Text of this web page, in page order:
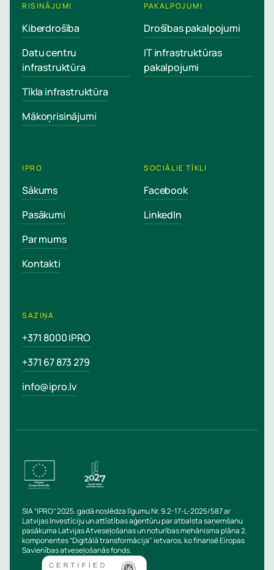
RISINĀJUMI
Kiberdrošība
Datu centru
infrastruktūra
Tīkla infrastruktūra
Mākoņrisinājumi
PAKALPOJUMI
Drošības pakalpojumi
IT infrastruktūras
pakalpojumi
IPRO
Sākums
Pasākumi
Par mums
Kontakti
SOCIĀLIE TĪKLI
Facebook
LinkedIn
SAZIŅA
+371 8000 IPRO
+371 67 873 279
info@ipro.lv
SIA “IPRO” 2025. gadā noslēdza līgumu Nr. 9.2-17-L-2025/587 ar
Latvijas Investīciju un attīstības aģentūru par atbalsta saņemšanu
pasākuma Latvijas Atveseļošanas un noturības mehānisma plāna 2.
komponentes “Digitālā transformācija" ietvaros, ko finansē Eiropas
Savienības atveseļošanās fonds.